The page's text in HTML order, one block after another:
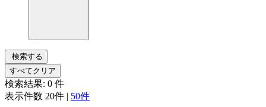
検索する
すべてクリア
検索結果: 0 件
表示件数 20件 | 50件